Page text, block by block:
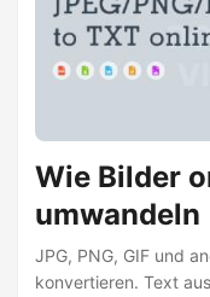
Wie Bilder
umwandeln
JPG, PNG, GIF und
konvertieren. Text